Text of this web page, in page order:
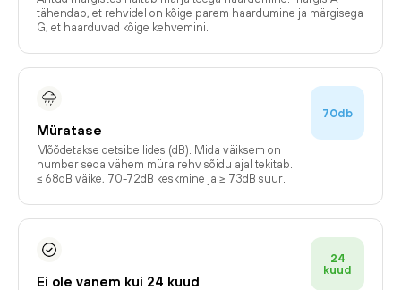
tähendab, et rehvidel on kõige parem haardumine ja märgisega
G, et haarduvad kõige kehvemini.
Müratase
Mõõdetakse detsibellides (dB). Mida väiksem on
number seda vähem müra rehv sõidu ajal tekitab.
≤ 68dB väike, 70-72dB keskmine ja ≥ 73dB suur.
70db
Ei ole vanem kui 24 kuud
24
kuud